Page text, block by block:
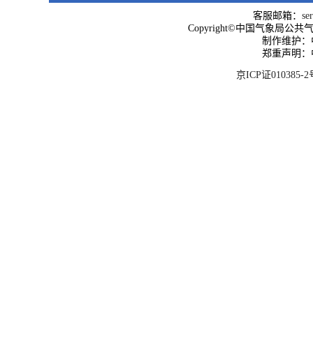
客服邮箱：
Copyright©中国气象局公共
制作维护
郑重声明
京ICP证010385-2